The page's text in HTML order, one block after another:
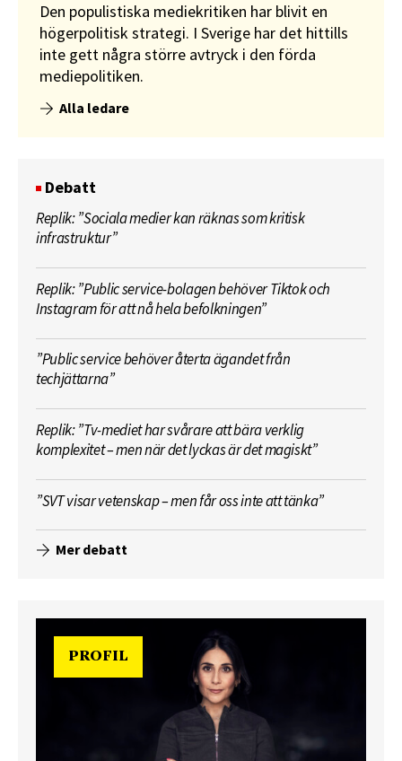
Den populistiska mediekritiken har blivit en
högerpolitisk strategi. I Sverige har det hittills
inte gett några större avtryck i den förda
mediepolitiken.
Alla ledare
Debatt
Replik: ”Sociala medier kan räknas som kritisk
infrastruktur”
Replik: ”Public service-bolagen behöver Tiktok och
Instagram för att nå hela befolkningen”
”Public service behöver återta ägandet från
techjättarna”
Replik: ”Tv-mediet har svårare att bära verklig
komplexitet – men när det lyckas är det magiskt”
”SVT visar vetenskap – men får oss inte att tänka”
Mer debatt
PROFIL